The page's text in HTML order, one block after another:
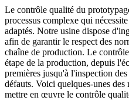
Le contrôle qualité du
processus complexe qui
adaptés. Notre usine dispose
afin de garantir le respect des
chaîne de production. Le
étape de la production, depuis
premières jusqu'à l'inspection
défauts. Voici quelques-unes
mettre en œuvre le contrôle